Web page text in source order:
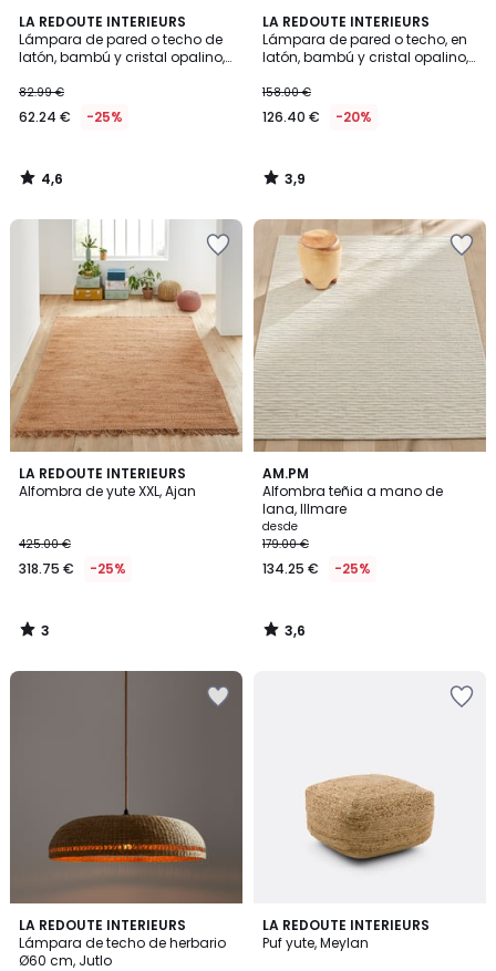
LA REDOUTE INTERIEURS
Lámpara de pared o techo de
latón, bambú y cristal opalino,
82.99 €
62.24 € -25%
4,6
/ 5
4,6
/
LA REDOUTE INTERIEURS
Lámpara de pared o techo, en
latón, bambú y cristal opalino,
158.00 €
126.40 € -20%
3,9
/ 5
3,9
/
LA REDOUTE INTERIEURS
Alfombra de yute XXL, Ajan
425.00 €
318.75 € -25%
3
/
3
/
AM.PM
Alfombra teñia a mano de
lana, Illmare
desde
179.00 €
134.25 € -25%
3,6
/ 5
3,6
/
LA REDOUTE INTERIEURS
Lámpara de techo de herbario
Ø60 cm, Jutlo
4
/
5
LA REDOUTE INTERIEURS
Puf yute, Meylan
3,6
/ 5